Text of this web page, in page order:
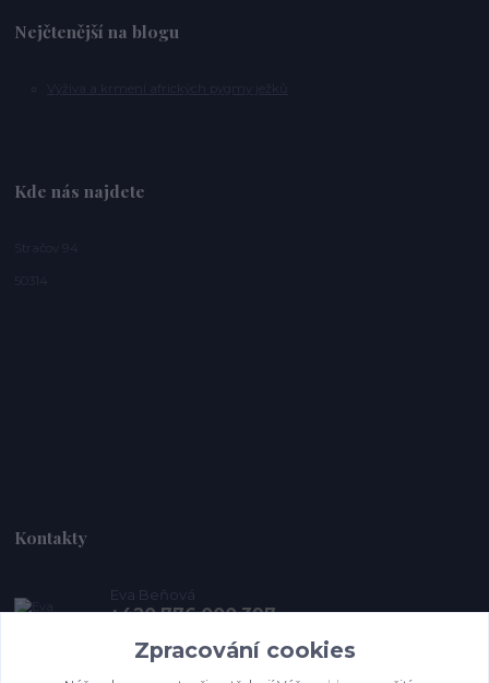
Nejčtenější na blogu
Kde nás najdete
Kontakty
Eva Beňová
+420 776 000 397
Zpracování cookies